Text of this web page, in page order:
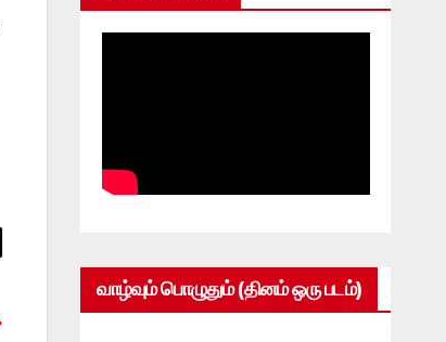
வாழ்வும் பொழுதும் (தினம் ஒரு படம்)